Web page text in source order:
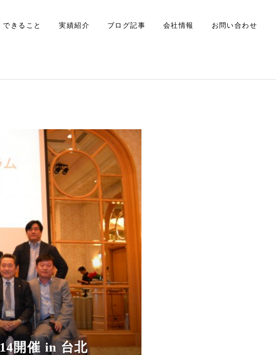
できること 実績紹介 ブログ記事 会社情報 お問い合わせ
開催 in 台北